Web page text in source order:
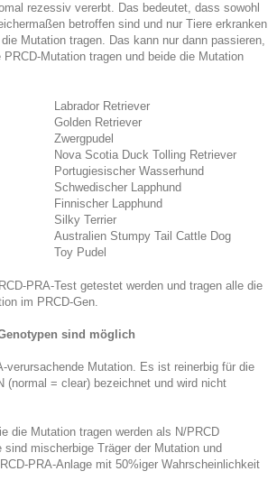
rezessiv vererbt. Das bedeutet, dass sowohl
betroffen sind und nur Tiere erkranken
Mutation tragen. Das kann nur dann passieren,
Mutation tragen und beide die Mutation
Labrador Retriever
Golden Retriever
Zwergpudel
Nova Scotia Duck Tolling Retriever
Portugiesischer Wasserhund
Schwedischer Lapphund
Finnischer Lapphund
Silky Terrier
Australien Stumpy Tail Cattle Dog
Toy Pudel
PRA-Test getestet werden und tragen alle die
im PRCD-Gen.
sind möglich
verursachende Mutation. Es ist reinerbig für die
(normal = clear) bezeichnet und wird nicht
die Mutation tragen werden als N/PRCD
mischerbige Träger der Mutation und
PRA-Anlage mit 50%iger Wahrscheinlichkeit